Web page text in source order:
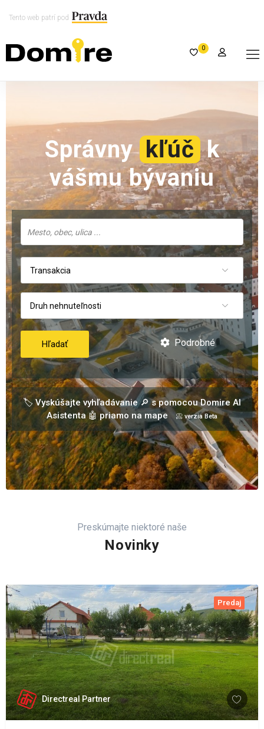
Tento web patrí pod
0
Správny kľúč k
vášmu bývaniu
Transakcia
Druh nehnuteľnosti
Hľadať Podrobné
🏷️ Vyskúšajte vyhľadávanie 🔎 s pomocou Domire AI
Asistenta 🤖 priamo na mape
📀 verzia Beta
Preskúmajte niektoré naše
Novinky
Predaj
Directreal Partner